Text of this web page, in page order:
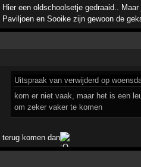
Hier een oldschoolsetje gedraaid..
Paviljoen en Sooike zijn gewoon de
Uitspraak van verwijderd op
kom er niet vaak, maar het is een
om zeker vaker te komen
terug komen dan